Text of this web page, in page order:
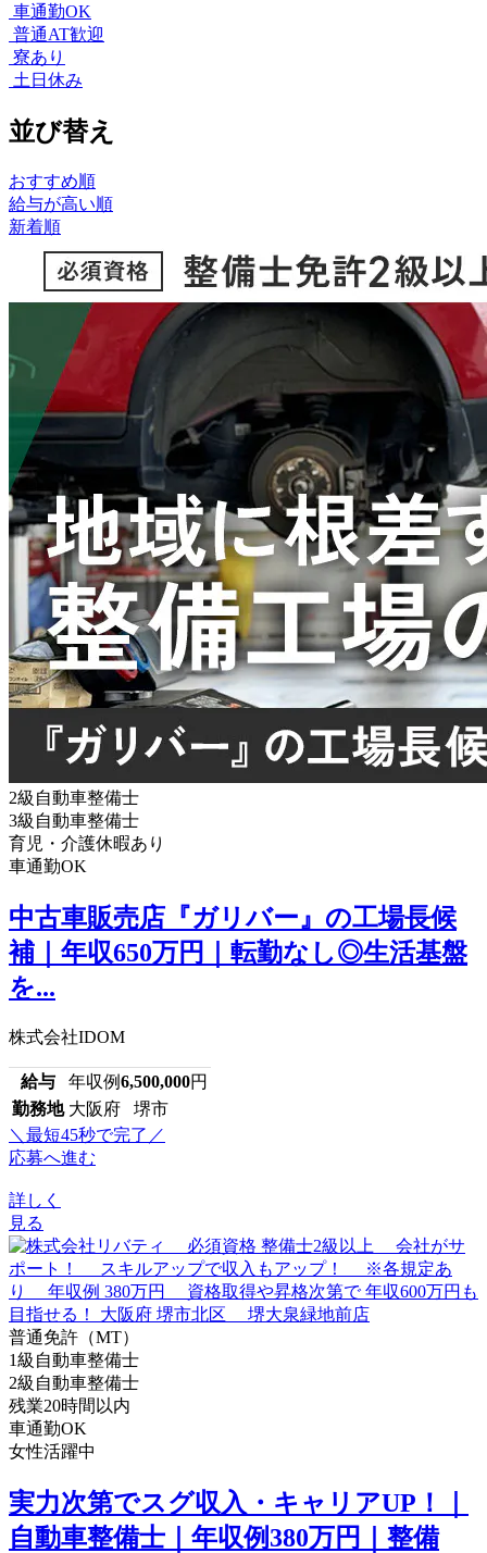
車通勤OK
普通AT歓迎
寮あり
土日休み
並び替え
おすすめ順
給与が高い順
新着順
2級自動車整備士
3級自動車整備士
育児・介護休暇あり
車通勤OK
中古車販売店『ガリバー』の工場長候
補｜年収650万円｜転勤なし◎生活基盤
を...
株式会社IDOM
給与 年収例6,500,000円
勤務地 大阪府 堺市
＼最短45秒で完了／
応募へ進む
詳しく
見る
普通免許（MT）
1級自動車整備士
2級自動車整備士
残業20時間以内
車通勤OK
女性活躍中
実力次第でスグ収入・キャリアUP！｜
自動車整備士｜年収例380万円｜整備